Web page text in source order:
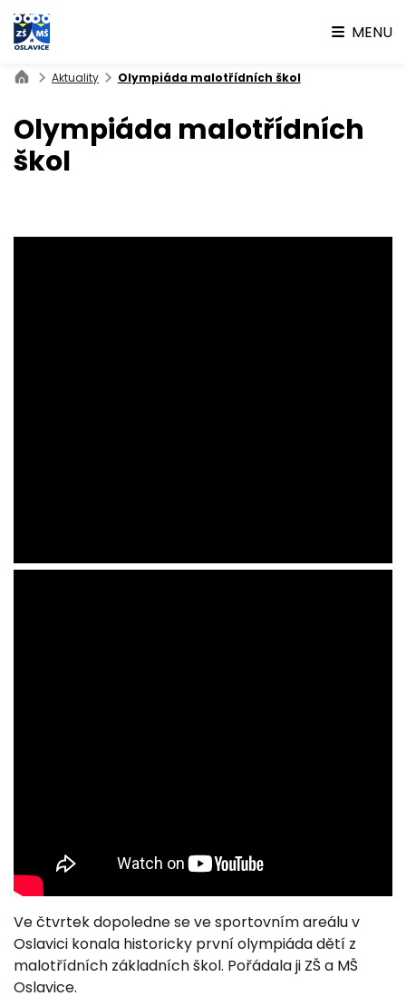
MENU
Aktuality Olympiáda malotřídních škol
Olympiáda malotřídních
škol
Ve čtvrtek dopoledne se ve sportovním areálu v
Oslavici konala historicky první olympiáda dětí z
malotřídních základních škol. Pořádala ji ZŠ a MŠ
Oslavice.